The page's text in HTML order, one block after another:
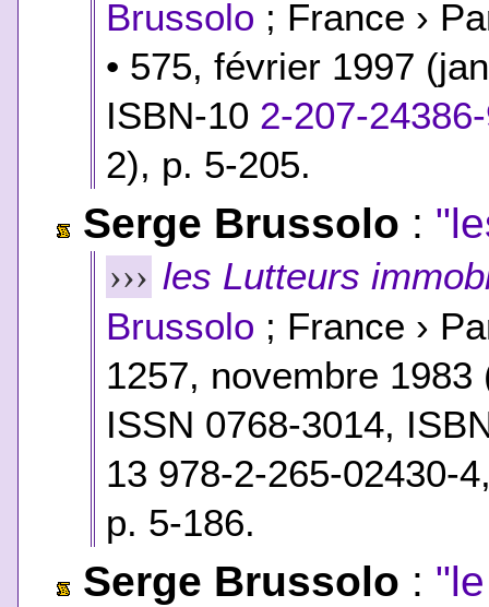
Brussolo ; France ›
• 575, février 1997
ISBN-10 2-207-
2), p. 5-205.
Serge Brussolo :
››› les Lutteurs
Brussolo ; France ›
1257, novembre
ISSN 0768-3014,
13 978-2-265-02430-4
p. 5-186.
Serge Brussolo :